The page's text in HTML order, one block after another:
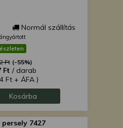
Normál szállítás
Ft (-55%)
Ft / darab
Ft + ÁFA )
Kosárba
persely 7427